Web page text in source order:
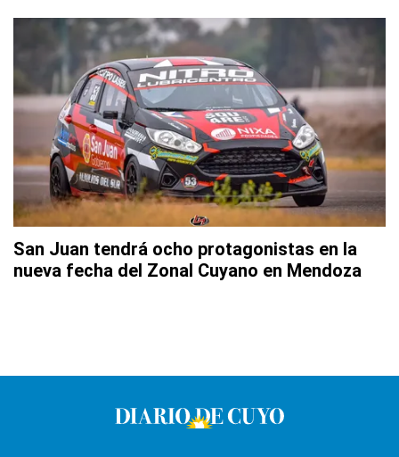
San Juan tendrá ocho protagonistas en la
nueva fecha del Zonal Cuyano en Mendoza